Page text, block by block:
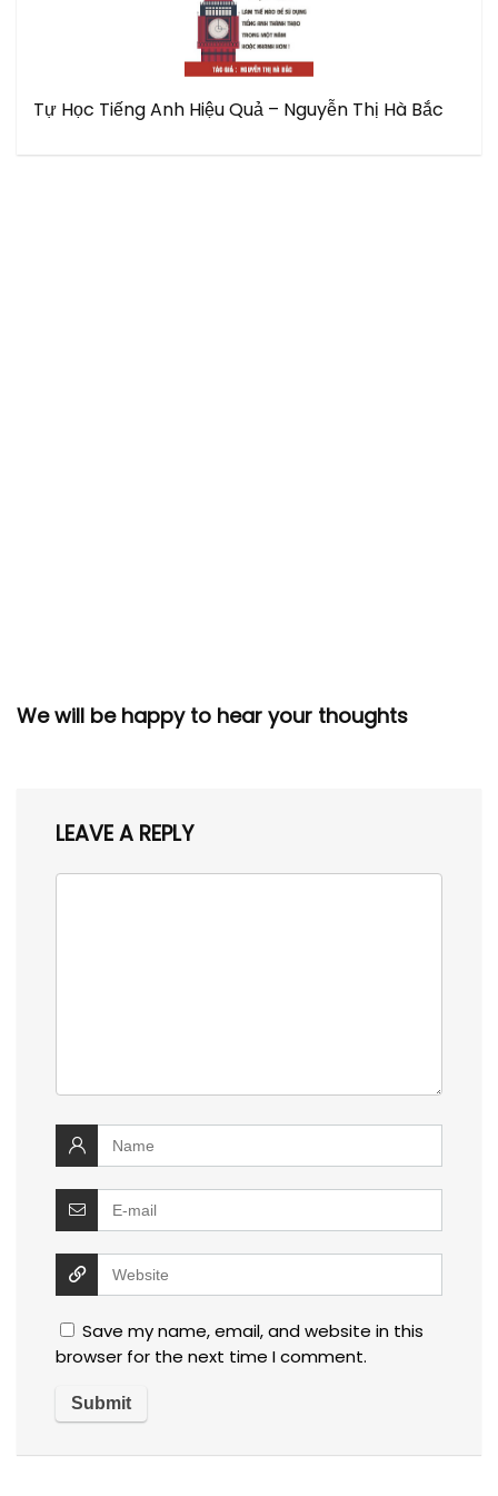
Tự Học Tiếng Anh Hiệu Quả – Nguyễn Thị Hà Bắc
We will be happy to hear your thoughts
LEAVE A REPLY
Save my name, email, and website in this
browser for the next time I comment.